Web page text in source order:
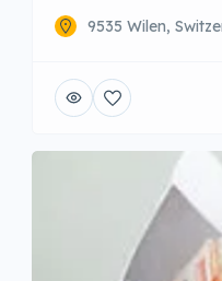
9535 Wilen,